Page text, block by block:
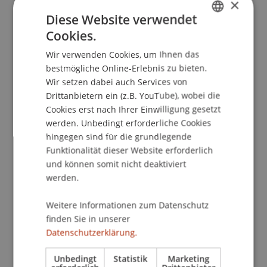
können, muss der Datenverarbeitung in
der Kategorie "Marketing Drittanbieter"
zugestimmt werden. Weitere Details zur
Datenverarbeitung könnenhier abgerufen
werden
Cookie-Einstellungen anzeigen
17.3.2026: "Weltordnung - Was ist das
und wohin geht sie?" mit Prof. Dr.
Michael Zürn
Wir benötigen Ihre Einwilligung
Um dieses YouTube Video ansehen zu
können, muss der Datenverarbeitung in
der Kategorie "Marketing Drittanbieter"
zugestimmt werden. Weitere Details zur
×
Diese Website verwendet
Cookies.
Wir verwenden Cookies, um Ihnen das
bestmögliche Online-Erlebnis zu bieten.
Wir setzen dabei auch Services von
Drittanbietern ein (z.B. YouTube), wobei die
Cookies erst nach Ihrer Einwilligung gesetzt
werden. Unbedingt erforderliche Cookies
hingegen sind für die grundlegende
Funktionalität dieser Website erforderlich
und können somit nicht deaktiviert
werden.
Weitere Informationen zum Datenschutz
finden Sie in unserer
Datenschutzerklärung.
Unbedingt Statistik Marketing